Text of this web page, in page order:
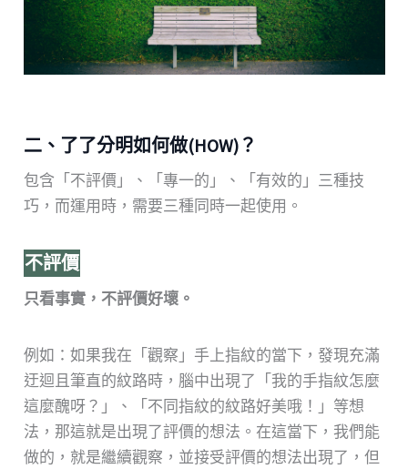
二、了了分明如何做(HOW)？
包含「不評價」、「專一的」、「有效的」三種技
巧，而運用時，需要三種同時一起使用。
不評價
只看事實，不評價好壞。
例如：如果我在「觀察」手上指紋的當下，發現充滿
迂迴且筆直的紋路時，腦中出現了「我的手指紋怎麼
這麼醜呀？」、「不同指紋的紋路好美哦！」等想
法，那這就是出現了評價的想法。在這當下，我們能
做的，就是繼續觀察，並接受評價的想法出現了，但